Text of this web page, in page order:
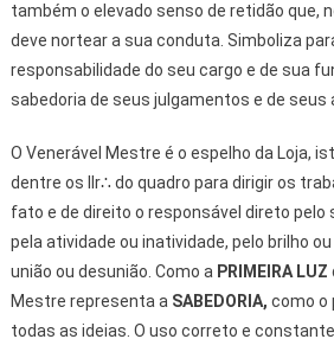
também o elevado senso de retidão que,
deve nortear a sua conduta. Simboliza
responsabilidade do seu cargo e de sua
sabedoria de seus julgamentos e de seus
O Venerável Mestre é o espelho da Loja,
dentre os IIr∴ do quadro para dirigir os
fato e de direito o responsável direto
pela atividade ou inatividade, pelo brilho
união ou desunião. Como a PRIMEIRA LUZ
Mestre representa a SABEDORIA, como o
todas as ideias. O uso correto e